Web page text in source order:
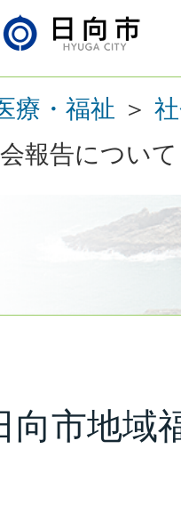
療・福祉 ＞
報告について
向市地域